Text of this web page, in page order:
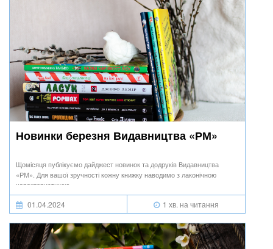
Новинки березня Видавництва «РМ»
Щомісяця публікуємо дайджест новинок та додруків Видавництва
«РМ». Для вашої зручності кожну книжку наводимо з лаконічною
характеристикою.
01.04.2024 1 хв. на читання